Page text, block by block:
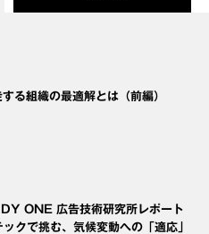
る組織の最適解とは（前編）
ONE 広告技術研究所レポート
クで挑む、気候変動への「適応」